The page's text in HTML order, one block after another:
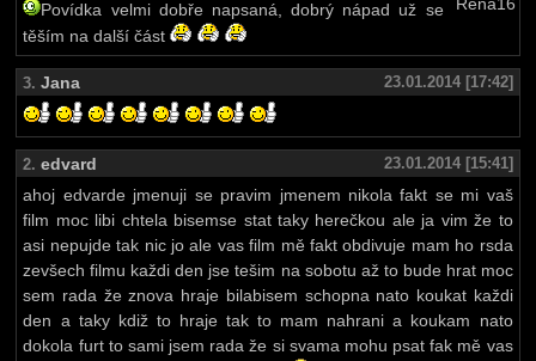
Povídka velmi dobře napsaná, dobrý nápad už se
těším na další část
3. Jana 23.01.2014 [17:42]
2. edvard
23.01.2014 [15:41]
ahoj edvarde jmenuji se pravim jmenem nikola fakt se mi vaš
film moc libi chtela bisemse stat taky herečkou ale ja vim že to
asi nepujde tak nic jo ale vas film mě fakt obdivuje mam ho rsda
zevšech filmu každi den jse tešim na sobotu až to bude hrat moc
sem rada že znova hraje bilabisem schopna nato koukat každi
den a taky kdiž to hraje tak to mam nahrani a koukam nato
dokola furt to sami jsem rada že si svama mohu psat fak mě vas